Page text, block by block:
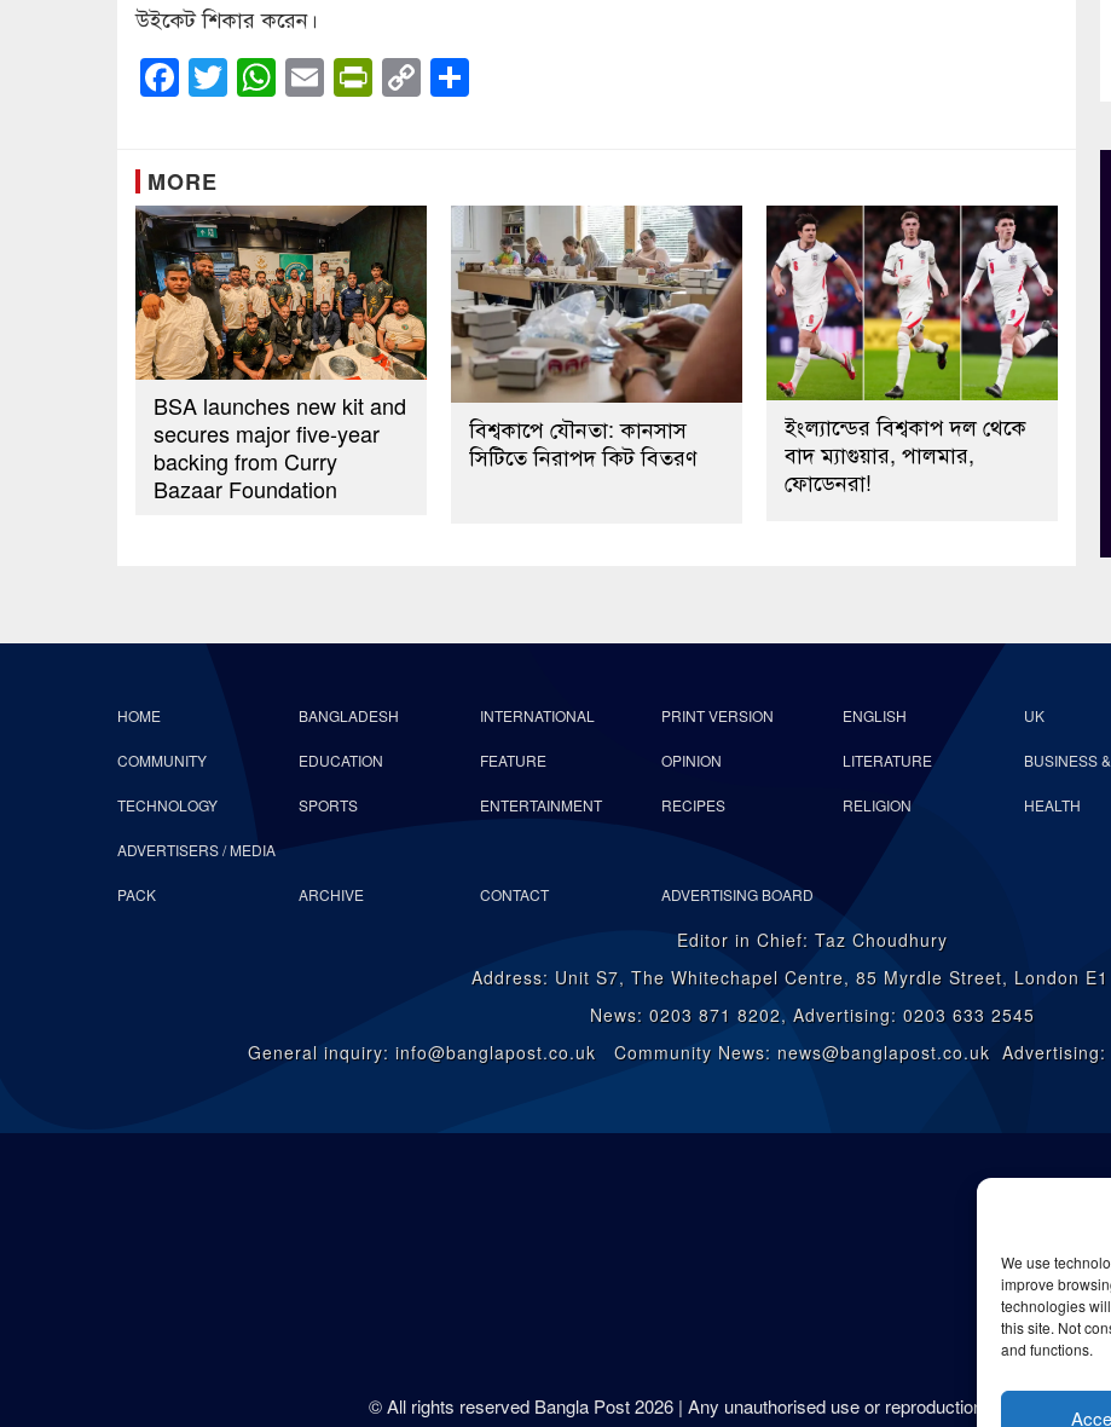
We use
improve
technologies
this site. Not
and functions.
উইকেট শিকার করেন।
Facebook
Twitter
WhatsApp
EmailPrintFriendly
Copy
Link
MORE
BSA launches new kit and
secures major five-year
backing from Curry
Bazaar Foundation
বিশ্বকাপে যৌনতা: কানসাস
সিটিতে নিরাপদ কিট বিতরণ
ইংল্যান্ডের বিশ্বকাপ দল থেকে
বাদ ম্যাগুয়ার, পালমার,
ফোডেনরা!
HOME BANGLADESH INTERNATIONAL PRINT VERSION ENGLISH UK
COMMUNITY EDUCATION FEATURE OPINION LITERATURE BUSINESS
TECHNOLOGY SPORTS ENTERTAINMENT RECIPES RELIGION HEALTH
ADVERTISERS / MEDIA
PACK ARCHIVE CONTACT ADVERTISING BOARD
Editor in Chief: Taz Choudhury
Address: Unit S7, The Whitechapel Centre, 85 Myrdle Street, London
News: 0203 871 8202, Advertising: 0203 633 2545
General inquiry: info@banglapost.co.uk Community News: news@banglapost.co.uk
© All rights reserved Bangla Post2026 | Any unauthorised use or reproduction of our content